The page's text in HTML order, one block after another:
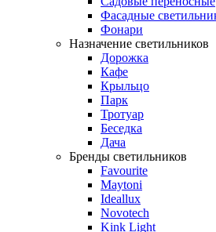
Фасадные
Фонари
Назначение светильников
Дорожка
Кафе
Крыльцо
Парк
Тротуар
Беседка
Дача
Бренды светильников
Favourite
Maytoni
Ideallux
Novotech
Kink Light